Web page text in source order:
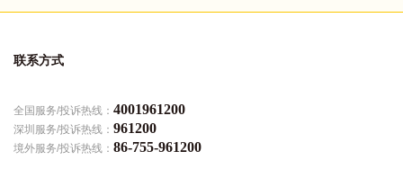
联系方式
全国服务/投诉热线： 4001961200
深圳服务/投诉热线： 961200
境外服务/投诉热线： 86-755-961200